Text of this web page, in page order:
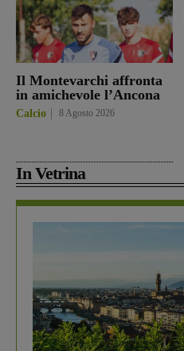
Il Montevarchi affronta
in amichevole l’Ancona
Calcio 8 Agosto 2026
In Vetrina